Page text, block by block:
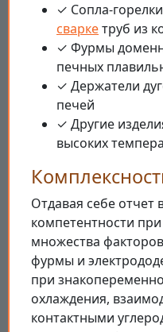
✓ Сопла-
сваркетруб из
✓ Фурмы
печных
✓ Держатели
печей
✓ Другие
высоких
Отдавая себе отчет
компетентности
множества
фурмы и
при
охлаждения,
контактными